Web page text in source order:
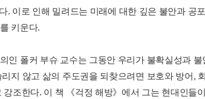
. 이로 인해 밀려드는 미래에 대한 깊은 불안과 공
키운다.
인 폴커 부슈 교수는 그동안 우리가 불확실성과
지 않고 삶의 주도권을 되찾으려면 보호와 방어,
강조한다. 이 책 《걱정 해방》에서 그는 현대인들